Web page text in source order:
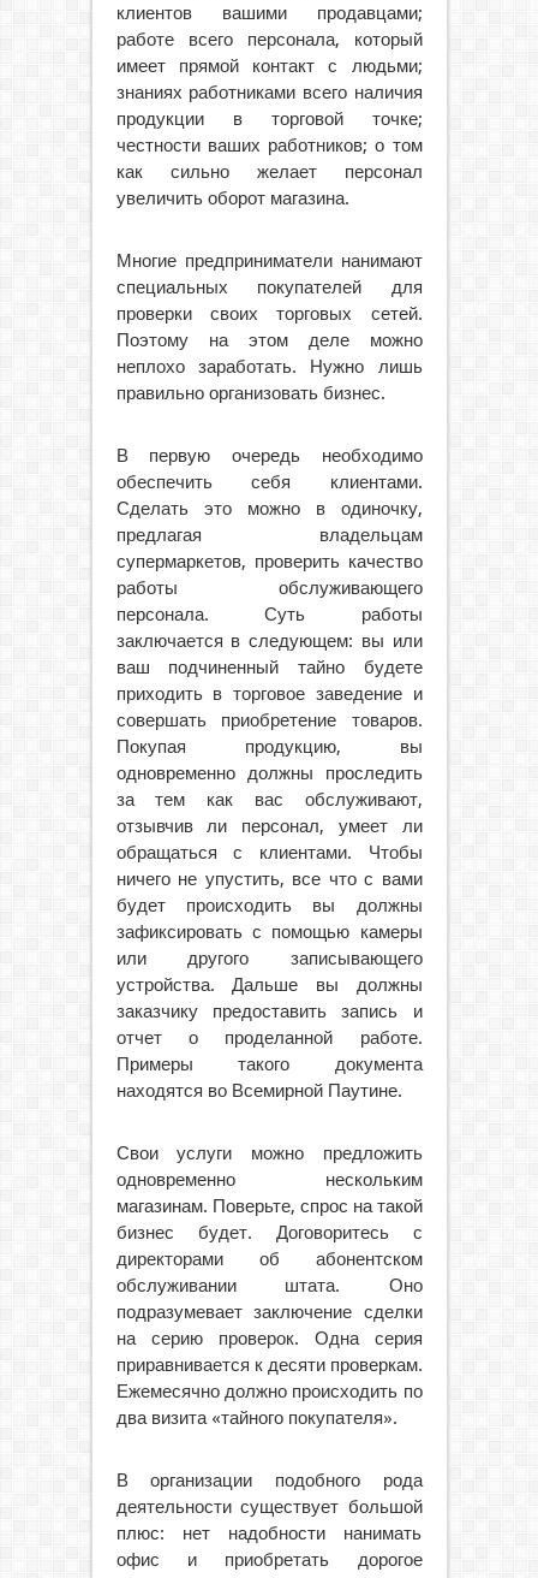
клиентов вашими продавцами;
работе всего персонала, который
имеет прямой контакт с людьми;
знаниях работниками всего наличия
продукции в торговой точке;
честности ваших работников; о том
как сильно желает персонал
увеличить оборот магазина.
Многие предприниматели нанимают
специальных покупателей для
проверки своих торговых сетей.
Поэтому на этом деле можно
неплохо заработать. Нужно лишь
правильно организовать бизнес.
В первую очередь необходимо
обеспечить себя клиентами.
Сделать это можно в одиночку,
предлагая владельцам
супермаркетов, проверить качество
работы обслуживающего
персонала. Суть работы
заключается в следующем: вы или
ваш подчиненный тайно будете
приходить в торговое заведение и
совершать приобретение товаров.
Покупая продукцию, вы
одновременно должны проследить
за тем как вас обслуживают,
отзывчив ли персонал, умеет ли
обращаться с клиентами. Чтобы
ничего не упустить, все что с вами
будет происходить вы должны
зафиксировать с помощью камеры
или другого записывающего
устройства. Дальше вы должны
заказчику предоставить запись и
отчет о проделанной работе.
Примеры такого документа
находятся во Всемирной Паутине.
Свои услуги можно предложить
одновременно нескольким
магазинам. Поверьте, спрос на такой
бизнес будет. Договоритесь с
директорами об абонентском
обслуживании штата. Оно
подразумевает заключение сделки
на серию проверок. Одна серия
приравнивается к десяти проверкам.
Ежемесячно должно происходить по
два визита «тайного покупателя».
В организации подобного рода
деятельности существует большой
плюс: нет надобности нанимать
офис и приобретать дорогое